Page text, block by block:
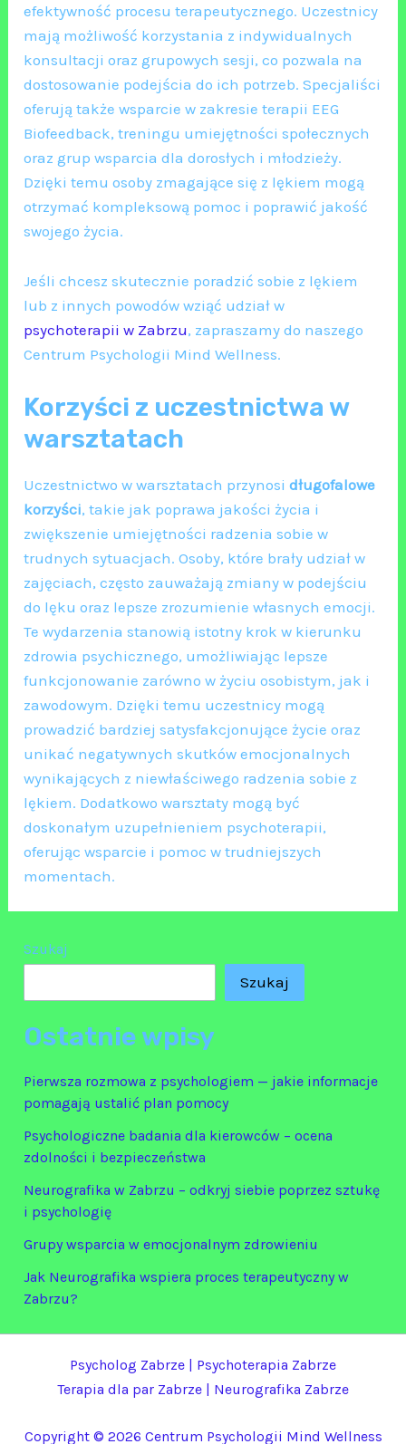
efektywność procesu terapeutycznego. Uczestnicy
mają możliwość korzystania z indywidualnych
konsultacji oraz grupowych sesji, co pozwala na
dostosowanie podejścia do ich potrzeb. Specjaliści
oferują także wsparcie w zakresie terapii EEG
Biofeedback, treningu umiejętności społecznych
oraz grup wsparcia dla dorosłych i młodzieży.
Dzięki temu osoby zmagające się z lękiem mogą
otrzymać kompleksową pomoc i poprawić jakość
swojego życia.
Jeśli chcesz skutecznie poradzić sobie z lękiem
lub z innych powodów wziąć udział w
psychoterapii w Zabrzu, zapraszamy do naszego
Centrum Psychologii Mind Wellness.
Korzyści z uczestnictwa w
warsztatach
Uczestnictwo w warsztatach przynosidługofalowe
korzyści, takie jak poprawa jakości życia i
zwiększenie umiejętności radzenia sobie w
trudnych sytuacjach. Osoby, które brały udział w
zajęciach, często zauważają zmiany w podejściu
do lęku oraz lepsze zrozumienie własnych emocji.
Te wydarzenia stanowią istotny krok w kierunku
zdrowia psychicznego, umożliwiając lepsze
funkcjonowanie zarówno w życiu osobistym, jak i
zawodowym. Dzięki temu uczestnicy mogą
prowadzić bardziej satysfakcjonujące życie oraz
unikać negatywnych skutków emocjonalnych
wynikających z niewłaściwego radzenia sobie z
lękiem. Dodatkowo warsztaty mogą być
doskonałym uzupełnieniem psychoterapii,
oferując wsparcie i pomoc w trudniejszych
momentach.
Szukaj
Szukaj
Ostatnie wpisy
Pierwsza rozmowa z psychologiem — jakie informacje
pomagają ustalić plan pomocy
Psychologiczne badania dla kierowców – ocena
zdolności i bezpieczeństwa
Neurografika w Zabrzu – odkryj siebie poprzez sztukę
i psychologię
Grupy wsparcia w emocjonalnym zdrowieniu
Jak Neurografika wspiera proces terapeutyczny w
Zabrzu?
Psycholog Zabrze | Psychoterapia Zabrze
Terapia dla par Zabrze | Neurografika Zabrze
Copyright © 2026 Centrum Psychologii Mind Wellness